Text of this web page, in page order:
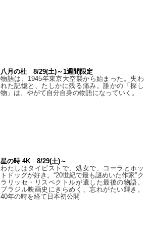
八月の杜 8/29(土)～1週間限定
物語は、1945年東京大空襲から始まった。失わ
れた記憶と、たしかに残る痛み。誰かの「探し
物」は、やがて自分自身の物語になっていく。
星の時 4K 8/29(土)～
わたしはタイピストで、処⼥で、コーラとホッ
トドッグが好き。“20世紀で最も謎めいた作家”ク
ラリッセ・リスペクトルが遺した最後の物語。
ブラジル映画史にきらめく、忘れがたい輝き。
40年の時を経て⽇本初公開